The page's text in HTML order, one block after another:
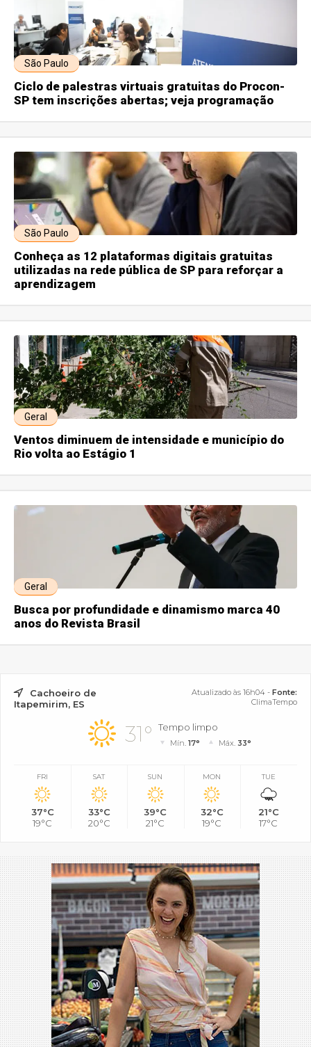
São Paulo
Ciclo de palestras virtuais gratuitas do Procon-
SP tem inscrições abertas; veja programação
São Paulo
Conheça as 12 plataformas digitais gratuitas
utilizadas na rede pública de SP para reforçar a
aprendizagem
Geral
Ventos diminuem de intensidade e município do
Rio volta ao Estágio 1
Geral
Busca por profundidade e dinamismo marca 40
anos do Revista Brasil
Cachoeiro de
Itapemirim, ES
Atualizado às 16h04 - Fonte:
ClimaTempo
31° Tempo limpo
Mín.17° Máx. 33°
FRI
37°C
19°C
SAT
33°C
20°C
SUN
39°C
21°C
MON
32°C
19°C
TUE
21°C
17°C